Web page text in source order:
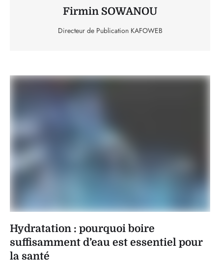
Firmin SOWANOU
Directeur de Publication KAFOWEB
Hydratation : pourquoi boire
suffisamment d’eau est essentiel pour
la santé